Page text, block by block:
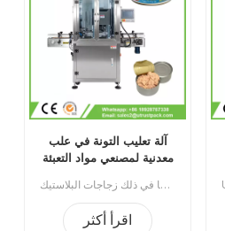
آلة تعليب التونة في علب
معدنية لمصنعي مواد التعبئة
آلة تعليب التونة في علب الصفيح لمصنعي مواد التعبئة والتغليف الغذائية مناسبة لإغلاق مختلف العلب المستديرة بما في ذلك زجاجات البلاستيك PET، وعلب الصفيح، وعلب الألومنيوم، والعلب الورقية، وما إلى ذلك.بفضل تصميمها المحلي الحاصل على براءة اختراع وهيكل بكرة الختم، يمكن أن تصل سرعتها الثابتة إلى 60 علبة في الدقيقة مع استهلاك أقل للطاقة. رقم الصنف: UT1AFG2الحد الأدنى للطلب: 1طريقة الدفع: تحويل مصرفيميناء الشحن: قوانغتشوالمنطقة الأصلية: قوانغتشو، الصينمدة التسليم: 10 أيام بعد استلام الدفعة المقدمة
اقرأ أكثر